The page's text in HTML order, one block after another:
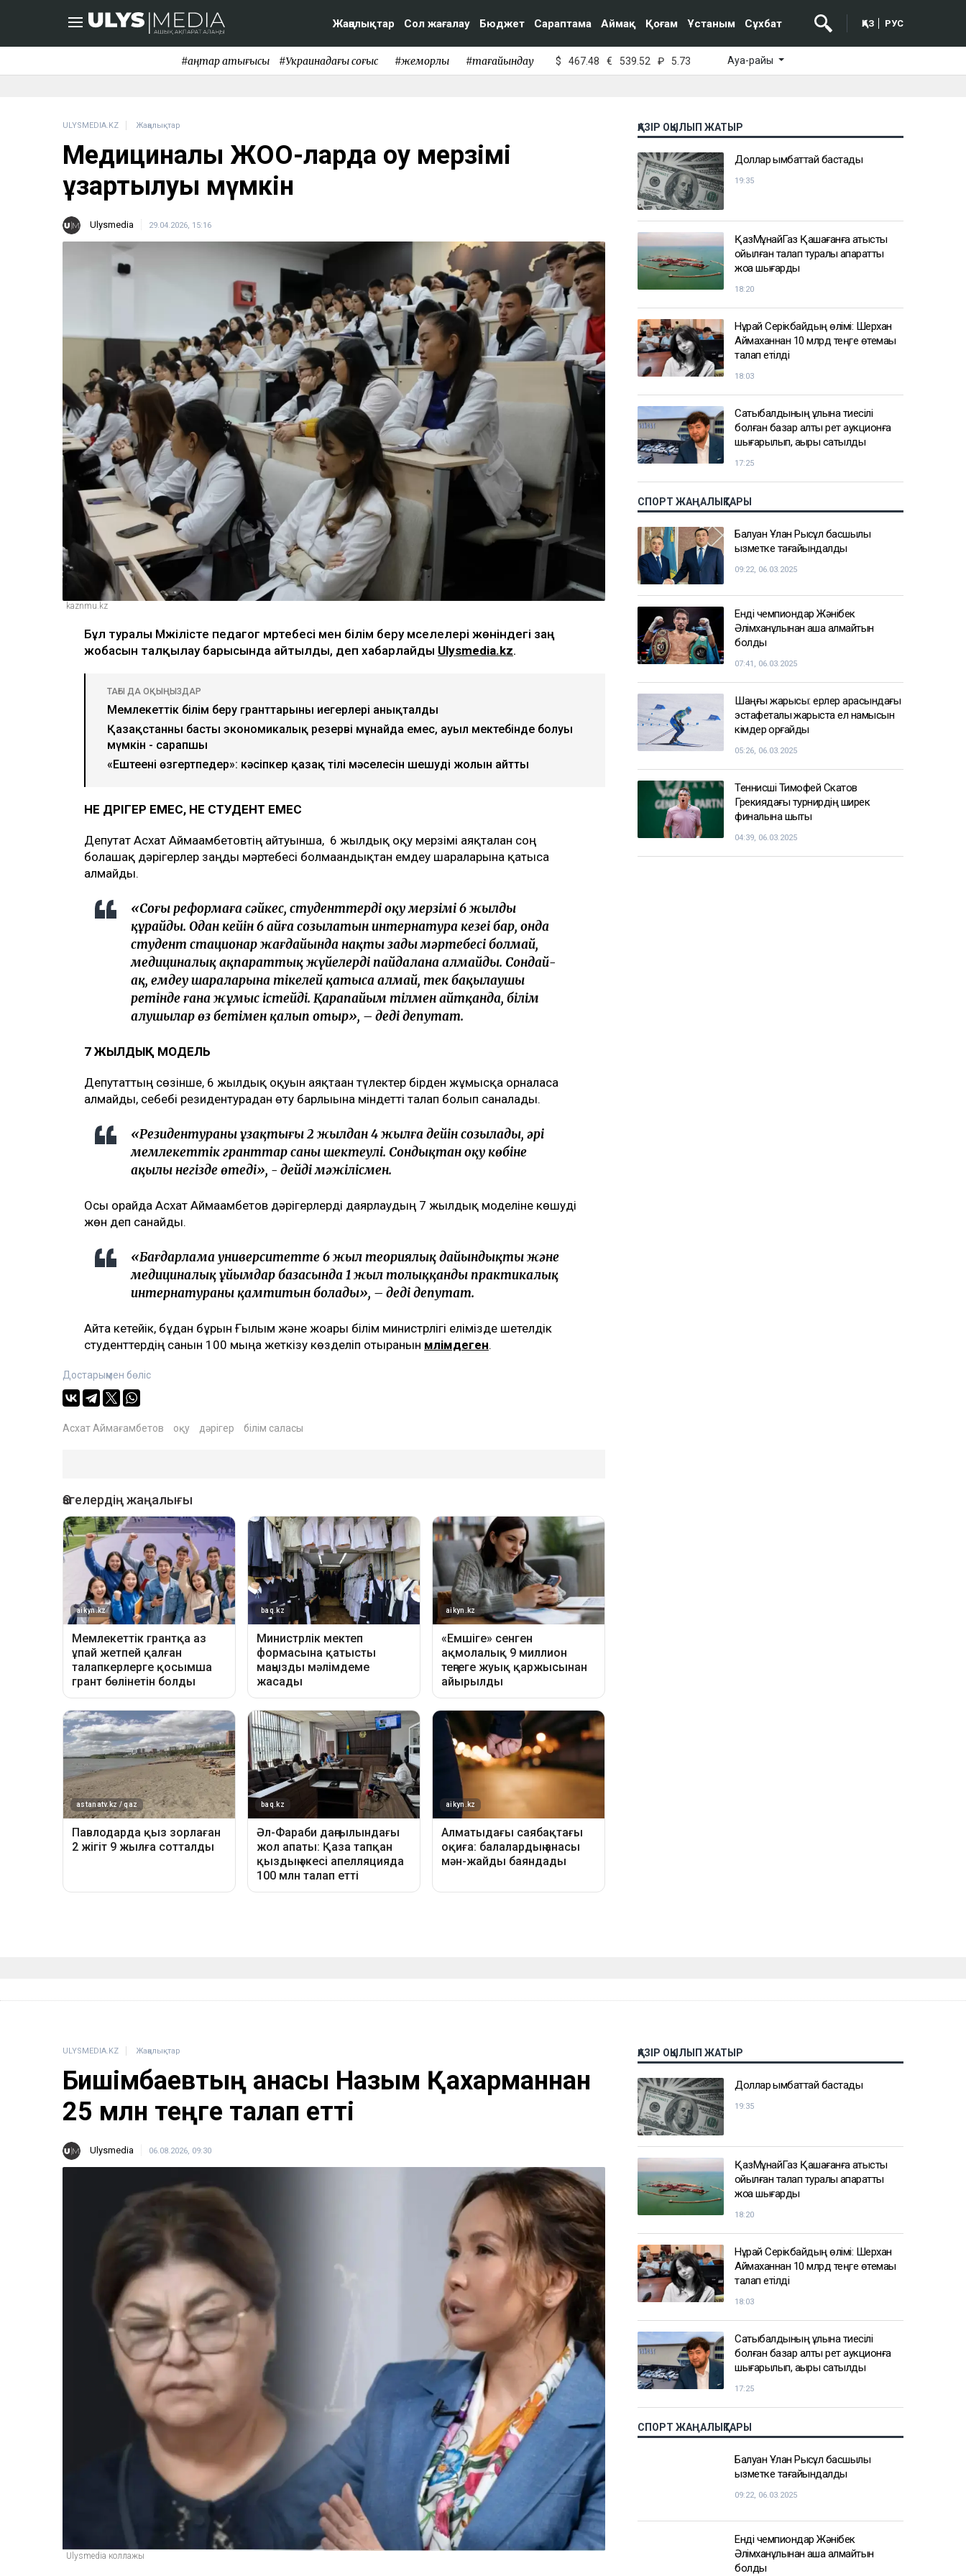
Жаңалықтар Сол жағалау Бюджет Сараптама Аймақ Қоғам Ұстаным Сұхбат ҚАЗ РУС
#қаңтар қақтығысы #Украинадағы соғыс #жемқорлық #тағайындау $ 467.48 € 539.52 ₽ 5.73 Ауа-райы
ULYSMEDIA.KZ Жаңалықтар
Медициналық ЖОО-ларда оқу мерзімі
ұзартылуы мүмкін
Ulysmedia 29.04.2026, 15:16
kaznmu.kz
Бұл туралы Мәжілісте педагог мәртебесі мен білім беру мәселелері жөніндегі заң
жобасын талқылау барысында айтылды, деп хабарлайды Ulysmedia.kz.
ТАҒЫ ДА ОҚЫҢЫЗДАР
Мемлекеттік білім беру гранттарының иегерлері анықталды
Қазақстанның басты экономикалық резерві мұнайда емес, ауыл мектебінде болуы
мүмкін - сарапшы
«Ештеңені өзгертпеңдер»: кәсіпкер қазақ тілі мәселесін шешудің жолын айтты
НЕ ДӘРІГЕР ЕМЕС, НЕ СТУДЕНТ ЕМЕС
Депутат Асхат Аймағамбетовтің айтуынша, 6 жылдық оқу мерзімі аяқталған соң
болашақ дәрігерлер заңды мәртебесі болмағандықтан емдеу шараларына қатыса
алмайды.
«Соңғы реформаға сәйкес, студенттердің оқу мерзімі 6 жылды
құрайды. Одан кейін 6 айға созылатын интернатура кезеңі бар, онда
студент стационар жағдайында нақты заңды мәртебесі болмай,
медициналық ақпараттық жүйелерді пайдалана алмайды. Сондай-
ақ, емдеу шараларына тікелей қатыса алмай, тек бақылаушы
ретінде ғана жұмыс істейді. Қарапайым тілмен айтқанда, білім
алушылар өз бетімен қалып отыр», – деді депутат.
7 ЖЫЛДЫҚ МОДЕЛЬ
Депутаттың сөзінше, 6 жылдық оқуын аяқтаған түлектер бірден жұмысқа орналаса
алмайды, себебі резидентурадан өту барлығына міндетті талап болып саналады.
«Резидентураның ұзақтығы 2 жылдан 4 жылға дейін созылады, әрі
мемлекеттік гранттар саны шектеулі. Сондықтан оқу көбіне
ақылы негізде өтеді», - дейді мәжілісмен.
Осы орайда Асхат Аймағамбетов дәрігерлерді даярлаудың 7 жылдық моделіне көшуді
жөн деп санайды.
«Бағдарлама университетте 6 жыл теориялық дайындықты және
медициналық ұйымдар базасында 1 жыл толыққанды практикалық
интернатураны қамтитын болады», – деді депутат.
Айта кетейік, бұдан бұрын Ғылым және жоғары білім министрлігі елімізде шетелдік
студенттердің санын 100 мыңға жеткізу көзделіп отырғанын мәлімдеген.
Достарыңмен бөліс
Асхат Аймағамбетов оқу дәрігер білім саласы
ҚАЗІР ОҚЫЛЫП ЖАТЫР
Доллар қымбаттай бастады
19:35
ҚазМұнайГаз Қашағанға қатысты
қойылған талап туралы ақпаратты
жоққа шығарды
18:20
Нұрай Серікбайдың өлімі: Шерхан
Аймаханнан 10 млрд теңге өтемақы
талап етілді
18:03
Сатыбалдының ұлына тиесілі
болған базар алты рет аукционға
шығарылып, ақыры сатылды
17:25
СПОРТ ЖАҢАЛЫҚТАРЫ
Балуан Ұлан Рысқұл басшылық
қызметке тағайындалды
09:22, 06.03.2025
Енді чемпиондар Жәнібек
Әлімханұлынан қаша алмайтын
болды
07:41, 06.03.2025
Шаңғы жарысы: ерлер арасындағы
эстафеталық жарыста ел намысын
кімдер қорғайды
05:26, 06.03.2025
Теннисші Тимофей Скатов
Грекиядағы турнирдің ширек
финалына шықты
04:39, 06.03.2025
ULYSMEDIA.KZ Жаңалықтар
Бишімбаевтың анасы Назым Қахарманнан
25 млн теңге талап етті
Ulysmedia 06.08.2026, 09:30
Ulysmedia коллажы
ҚАЗІР ОҚЫЛЫП ЖАТЫР
Доллар қымбаттай бастады
19:35
ҚазМұнайГаз Қашағанға қатысты
қойылған талап туралы ақпаратты
жоққа шығарды
18:20
Нұрай Серікбайдың өлімі: Шерхан
Аймаханнан 10 млрд теңге өтемақы
талап етілді
18:03
Сатыбалдының ұлына тиесілі
болған базар алты рет аукционға
шығарылып, ақыры сатылды
17:25
СПОРТ ЖАҢАЛЫҚТАРЫ
Балуан Ұлан Рысқұл басшылық
қызметке тағайындалды
09:22, 06.03.2025
Енді чемпиондар Жәнібек
Әлімханұлынан қаша алмайтын
болды